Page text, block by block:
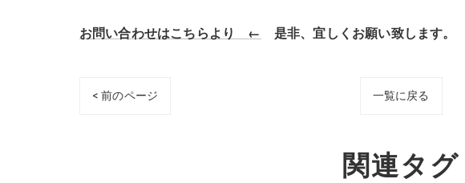
お問い合わせはこちらより ← 是非、宜しくお願い致します。
< 前のページ 一覧に戻る
関連タグ